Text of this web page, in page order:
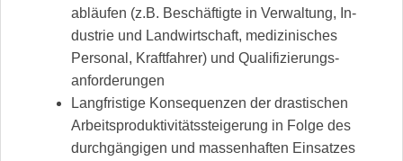
abläufen (z.B. Beschäftigte in Verwaltung, In-
dustrie und Landwirtschaft, medizinisches
Personal, Kraftfahrer) und Qualifizierungs-
anforderungen
Langfristige Konsequenzen der drastischen
Arbeitsproduktivitätssteigerung in Folge des
durchgängigen und massenhaften Einsatzes